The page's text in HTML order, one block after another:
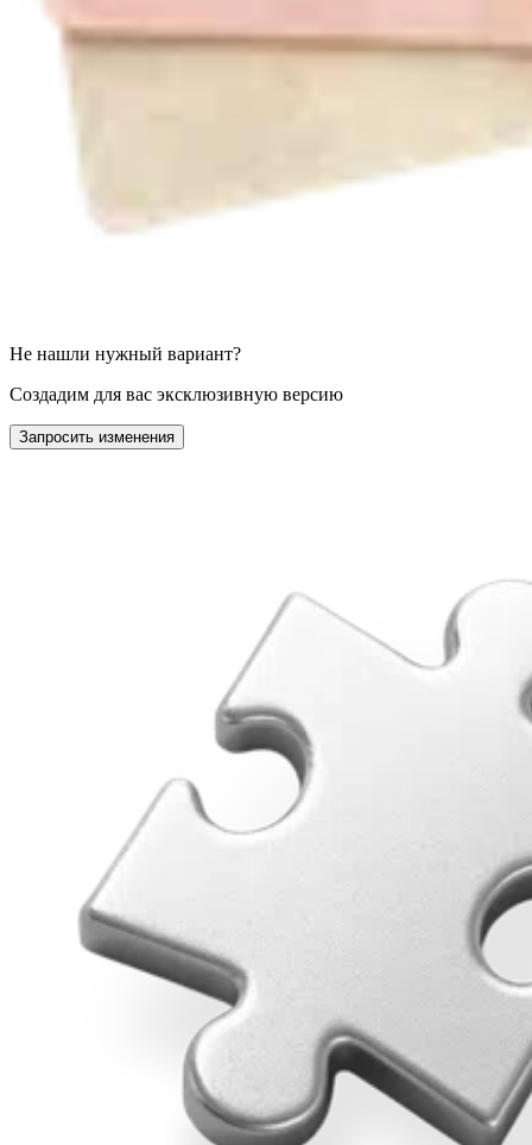
Не нашли нужный вариант?
Создадим для вас эксклюзивную версию
Запросить изменения